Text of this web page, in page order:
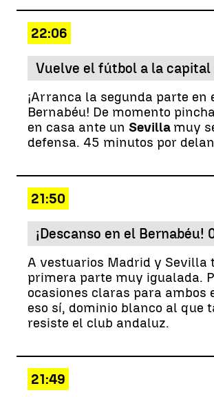
22:06
Vuelve el fútbol a la capital
¡Arranca la segunda parte en
Bernabéu! De momento
en casa ante un Sevilla muy
defensa. 45 minutos por
21:50
¡Descanso en el Bernabéu!
A vestuarios Madrid y Sevilla
primera parte muy igualada.
ocasiones claras para ambos
eso sí, dominio blanco al que
resiste el club andaluz.
21:49